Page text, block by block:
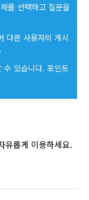
를 선택하고 질문을
다른 사용자의 게시
수 있습니다. 포인트
유롭게 이용하세요.